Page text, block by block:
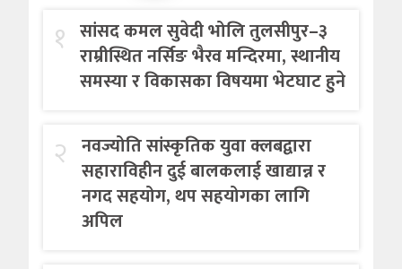
१ सांसद कमल सुवेदी भोलि तुलसीपुर–३
राम्रीस्थित नर्सिङ भैरव मन्दिरमा, स्थानीय
समस्या र विकासका विषयमा भेटघाट हुने
२ नवज्योति सांस्कृतिक युवा क्लबद्वारा
सहाराविहीन दुई बालकलाई खाद्यान्न र
नगद सहयोग, थप सहयोगका लागि
अपिल